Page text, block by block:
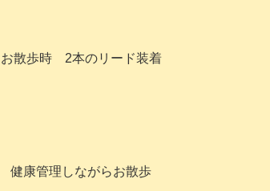
お散歩時 2本のリード装着
健康管理しながらお散歩